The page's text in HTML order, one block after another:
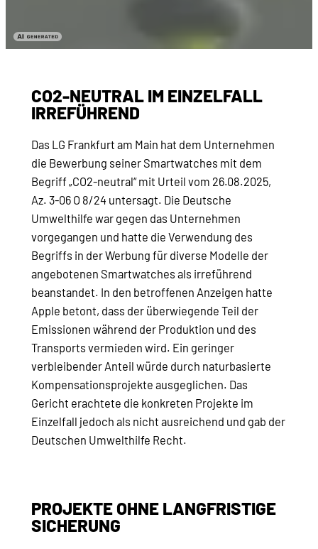
CO2-NEUTRAL IM EINZELFALL
IRREFÜHREND
Das LG Frankfurt am Main hat dem Unternehmen
die Bewerbung seiner Smartwatches mit dem
Begriff „CO2-neutral“ mit Urteil vom 26.08.2025,
Az. 3-06 O 8/24 untersagt. Die Deutsche
Umwelthilfe war gegen das Unternehmen
vorgegangen und hatte die Verwendung des
Begriffs in der Werbung für diverse Modelle der
angebotenen Smartwatches als irreführend
beanstandet. In den betroffenen Anzeigen hatte
Apple betont, dass der überwiegende Teil der
Emissionen während der Produktion und des
Transports vermieden wird. Ein geringer
verbleibender Anteil würde durch naturbasierte
Kompensationsprojekte ausgeglichen. Das
Gericht erachtete die konkreten Projekte im
Einzelfall jedoch als nicht ausreichend und gab der
Deutschen Umwelthilfe Recht.
PROJEKTE OHNE LANGFRISTIGE
SICHERUNG